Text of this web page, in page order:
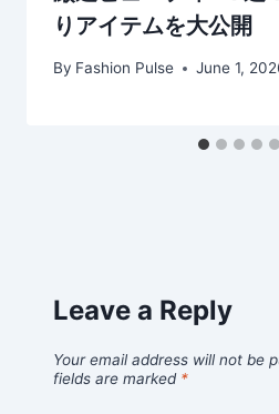
りアイテムを大公開
By Fashion Pulse June 1,
Leave a Reply
Your email address will not be
fields are marked *